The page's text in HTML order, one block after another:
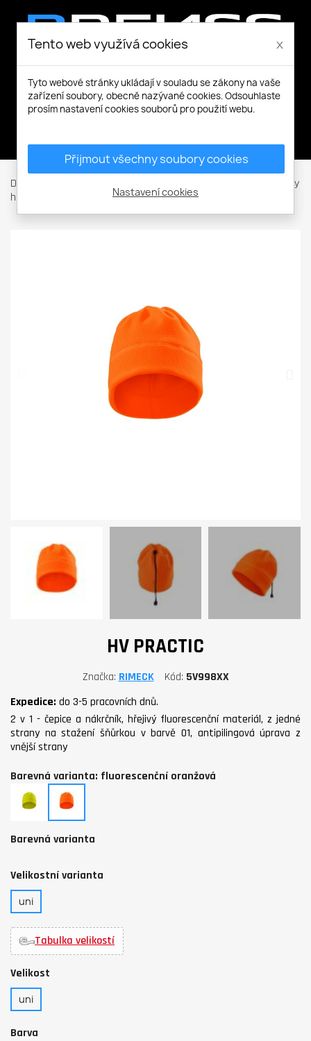
Domů
Pokrývky
hlavy
HV PRACTIC
Značka RIMECK Kód 5V998XX
Expedice: do 3-5 pracovních dnů.
2 v 1 - čepice a nákrčník, hřejivý fluorescenční materiál, z jedné
strany na stažení šňůrkou v barvě 01, antipilingová úprava z
vnější strany
Barevná varianta: fluorescenční oranžová
fluorescenční
žlutá
fluorescenční
oranžová
Barevná varianta
Velikostní varianta
uni
Tabulka velikostí
Velikost
uni
Barva
Tento web využívá cookies x
Tyto webové stránky ukládají v souladu se zákony na vaše
zařízení soubory, obecně nazývané cookies. Odsouhlaste
prosím nastavení cookies souborů pro použití webu.
Přijmout všechny soubory cookies
Nastavení cookies